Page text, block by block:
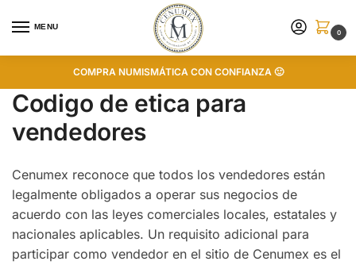
MENU
0
COMPRA NUMISMÁTICA CON CONFIANZA 🙂
Codigo de etica para
vendedores
Cenumex reconoce que todos los vendedores están
legalmente obligados a operar sus negocios de
acuerdo con las leyes comerciales locales, estatales y
nacionales aplicables. Un requisito adicional para
participar como vendedor en el sitio de Cenumex es el